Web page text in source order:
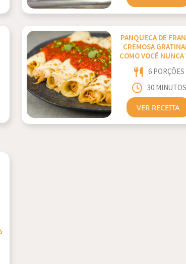
PANQUECA DE
CREMOSA
COMO VOCÊ NUNCA
6 PORÇÕES
30 MINUTOS
VER RECEITA